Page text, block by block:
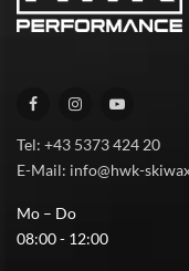
Tel: +43 5373 424 20
E-Mail: info@hwk-
Mo – Do
08:00 - 12:00